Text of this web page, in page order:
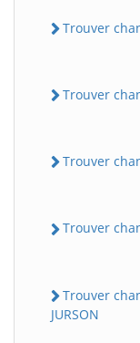
Trouver
Trouver
Trouver
Trouver
Trouver
JURSON